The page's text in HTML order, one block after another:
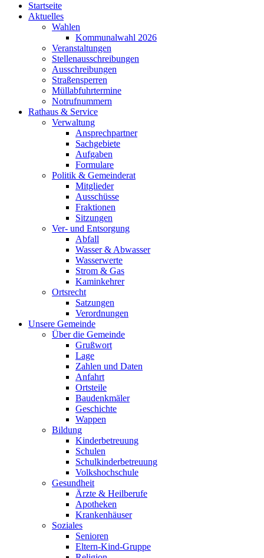
Startseite
Aktuelles
Wahlen
Kommunalwahl 2026
Veranstaltungen
Stellenausschreibungen
Ausschreibungen
Straßensperren
Müllabfuhrtermine
Notrufnummern
Rathaus & Service
Verwaltung
Ansprechpartner
Sachgebiete
Aufgaben
Formulare
Politik & Gemeinderat
Mitglieder
Ausschüsse
Fraktionen
Sitzungen
Ver- und Entsorgung
Abfall
Wasser & Abwasser
Wasserwerte
Strom & Gas
Kaminkehrer
Ortsrecht
Satzungen
Verordnungen
Unsere Gemeinde
Über die Gemeinde
Grußwort
Lage
Zahlen und Daten
Anfahrt
Ortsteile
Baudenkmäler
Geschichte
Wappen
Bildung
Kinderbetreuung
Schulen
Schulkinderbetreuung
Volkshochschule
Gesundheit
Ärzte & Heilberufe
Apotheken
Krankenhäuser
Soziales
Senioren
Eltern-Kind-Gruppe